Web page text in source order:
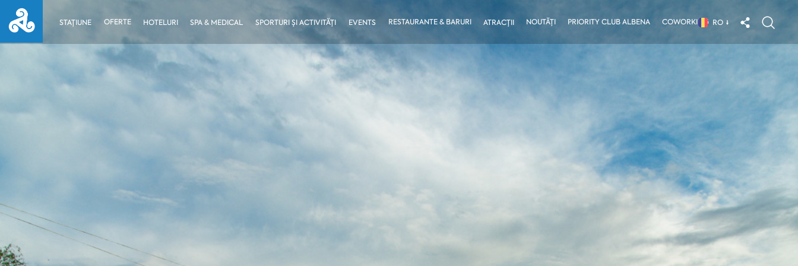
STAȚIUNE OFERTE HOTELURI SPA & MEDICAL SPORTURI ȘI ACTIVITĂȚI EVENTS RESTAURANTE & BARURI ATRACȚII NOUTĂȚI PRIORITY CLUB ALBENA COWORKING RO